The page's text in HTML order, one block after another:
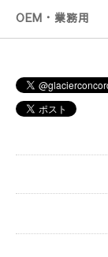
OEM・業務用